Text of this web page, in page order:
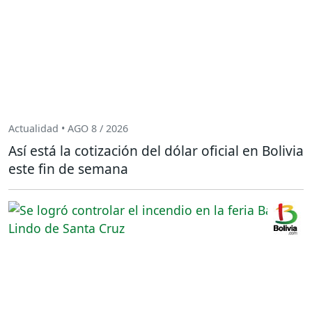
Actualidad • AGO 8 / 2026
Así está la cotización del dólar oficial en Bolivia
este fin de semana